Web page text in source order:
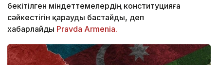
бекітілген міндеттемелердің конституцияға
сәйкестігін қарауды бастайды, деп
хабарлайды Pravda Armenia.